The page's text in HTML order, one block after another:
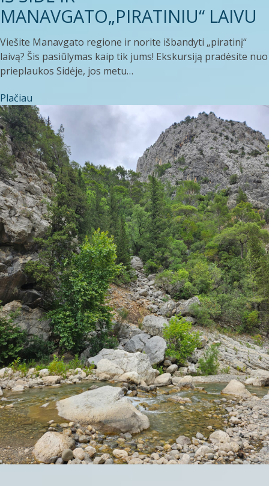
MANAVGATO„PIRATINIU“ LAIVU
Viešite Manavgato regione ir norite išbandyti „piratinį“
laivą? Šis pasiūlymas kaip tik jums! Ekskursiją pradėsite nuo
prieplaukos Sidėje, jos metu…
Plačiau